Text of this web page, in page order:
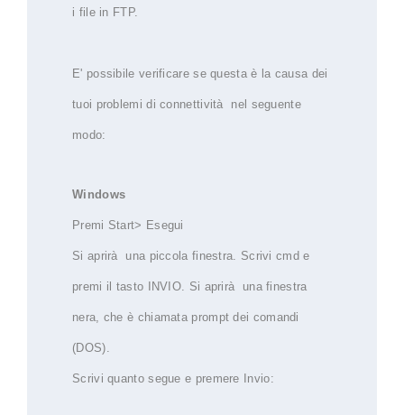
i file in FTP.
E' possibile verificare se questa è la causa dei
tuoi problemi di connettività nel seguente
modo:
Windows
Premi Start> Esegui
Si aprirà una piccola finestra. Scrivi cmd e
premi il tasto INVIO. Si aprirà una finestra
nera, che è chiamata prompt dei comandi
(DOS).
Scrivi quanto segue e premere Invio: